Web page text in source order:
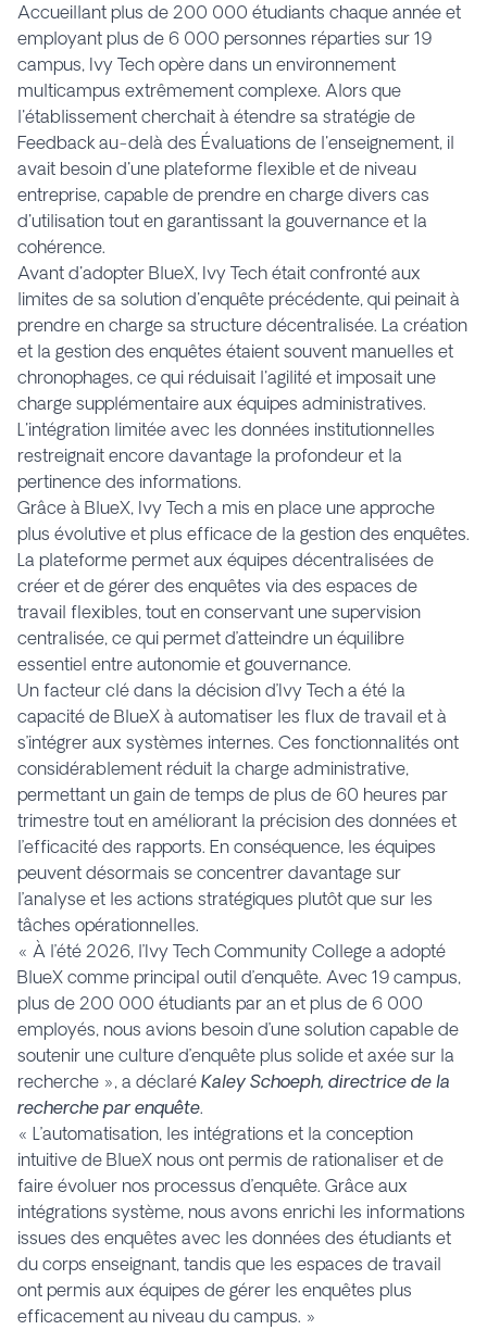
Accueillant plus de 200 000 étudiants chaque année et
employant plus de 6 000 personnes réparties sur 19
campus, Ivy Tech opère dans un environnement
multicampus extrêmement complexe. Alors que
l'établissement cherchait à étendre sa stratégie de
Feedback au-delà des Évaluations de l'enseignement, il
avait besoin d'une plateforme flexible et de niveau
entreprise, capable de prendre en charge divers cas
d'utilisation tout en garantissant la gouvernance et la
cohérence.
Avant d'adopter BlueX, Ivy Tech était confronté aux
limites de sa solution d'enquête précédente, qui peinait à
prendre en charge sa structure décentralisée. La création
et la gestion des enquêtes étaient souvent manuelles et
chronophages, ce qui réduisait l'agilité et imposait une
charge supplémentaire aux équipes administratives.
L'intégration limitée avec les données institutionnelles
restreignait encore davantage la profondeur et la
pertinence des informations.
Grâce à BlueX, Ivy Tech a mis en place une approche
plus évolutive et plus efficace de la gestion des enquêtes.
La plateforme permet aux équipes décentralisées de
créer et de gérer des enquêtes via des espaces de
travail flexibles, tout en conservant une supervision
centralisée, ce qui permet d’atteindre un équilibre
essentiel entre autonomie et gouvernance.
Un facteur clé dans la décision d’Ivy Tech a été la
capacité de BlueX à automatiser les flux de travail et à
s’intégrer aux systèmes internes. Ces fonctionnalités ont
considérablement réduit la charge administrative,
permettant un gain de temps de plus de 60 heures par
trimestre tout en améliorant la précision des données et
l’efficacité des rapports. En conséquence, les équipes
peuvent désormais se concentrer davantage sur
l’analyse et les actions stratégiques plutôt que sur les
tâches opérationnelles.
« À l’été 2026, l’Ivy Tech Community College a adopté
BlueX comme principal outil d’enquête. Avec 19 campus,
plus de 200 000 étudiants par an et plus de 6 000
employés, nous avions besoin d’une solution capable de
soutenir une culture d’enquête plus solide et axée sur la
recherche », a déclaré Kaley Schoeph, directrice de la
recherche par enquête.
« L’automatisation, les intégrations et la conception
intuitive de BlueX nous ont permis de rationaliser et de
faire évoluer nos processus d’enquête. Grâce aux
intégrations système, nous avons enrichi les informations
issues des enquêtes avec les données des étudiants et
du corps enseignant, tandis que les espaces de travail
ont permis aux équipes de gérer les enquêtes plus
efficacement au niveau du campus. »